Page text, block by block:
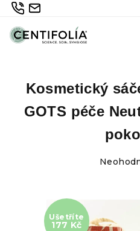
Přejít
obsah
735 336 882
info@centifolia.cz
Kosmetický
GOTS péče
Ušetříte
177 Kč